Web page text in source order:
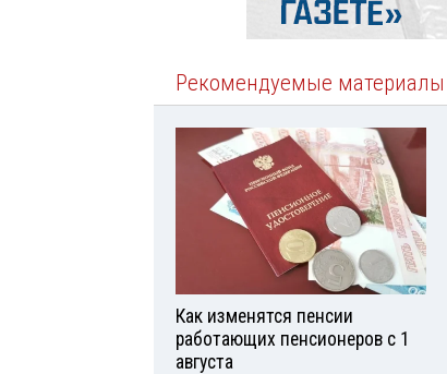
Рекомендуемые материалы
Как изменятся пенсии
работающих пенсионеров с 1
августа